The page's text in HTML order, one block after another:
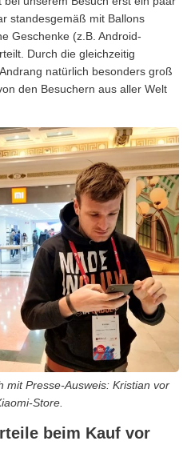
standesgemäß mit Ballons
Geschenke (z.B. Android-
Durch die gleichzeitig
natürlich besonders groß
den Besuchern aus aller Welt
mit Presse-Ausweis: Kristian vor
Store.
beim Kauf vor